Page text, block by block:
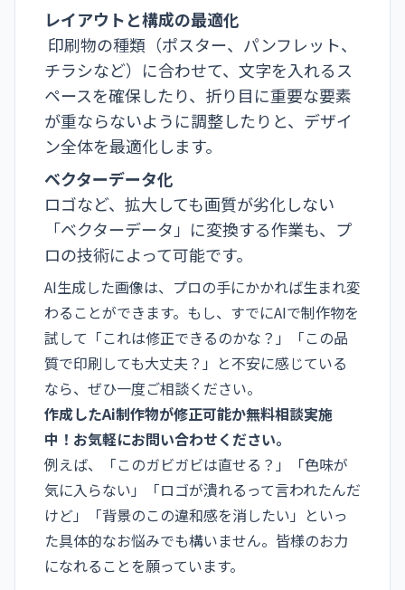
レイアウトと構成の最適化
印刷物の種類（ポスター、パンフレット、
チラシなど）に合わせて、文字を入れるス
ペースを確保したり、折り目に重要な要素
が重ならないように調整したりと、デザイ
ン全体を最適化します。
ベクターデータ化
ロゴなど、拡大しても画質が劣化しない
「ベクターデータ」に変換する作業も、プ
ロの技術によって可能です。
AI生成した画像は、プロの手にかかれば生まれ変
わることができます。もし、すでにAIで制作物を
試して「これは修正できるのかな？」「この品
質で印刷しても大丈夫？」と不安に感じている
なら、ぜひ一度ご相談ください。
作成したAi制作物が修正可能か無料相談実施
中！お気軽にお問い合わせください。
例えば、「このガビガビは直せる？」「色味が
気に入らない」「ロゴが潰れるって言われたんだ
けど」「背景のこの違和感を消したい」といっ
た具体的なお悩みでも構いません。皆様のお力
になれることを願っています。